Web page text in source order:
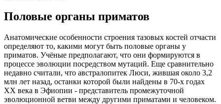
Половые органы приматов
Анатомические особенности строения тазовых костей отчасти
определяют то, какими могут быть половые органы у
приматов. Учёные предполагают, что они формируются в
процессе эволюции посредством мутаций. Еще сравнительно
недавно считали, что австралопитек Люси, жившая около 3,2
млн лет назад, останки которой были найдены в 70-х годах
ХХ века в Эфиопии - представитель промежуточной
эволюционной ветви между другими приматами и человеком.